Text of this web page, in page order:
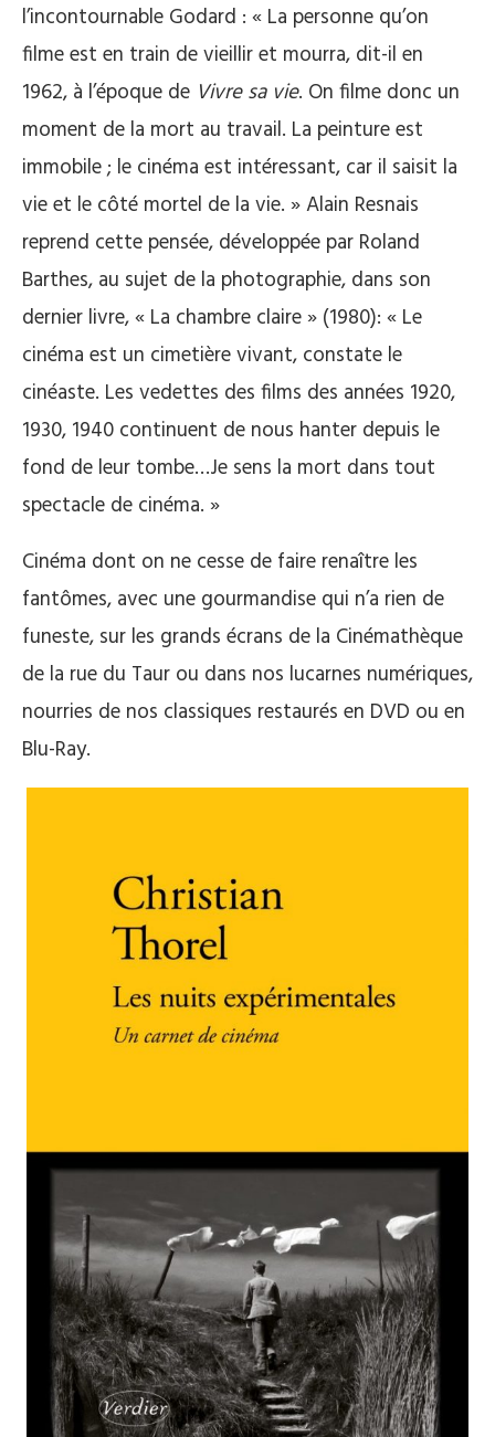
l’incontournable Godard : « La personne qu’on
filme est en train de vieillir et mourra, dit-il en
1962, à l’époque de Vivre sa vie. On filme donc un
moment de la mort au travail. La peinture est
immobile ; le cinéma est intéressant, car il saisit la
vie et le côté mortel de la vie. » Alain Resnais
reprend cette pensée, développée par Roland
Barthes, au sujet de la photographie, dans son
dernier livre, « La chambre claire » (1980): « Le
cinéma est un cimetière vivant, constate le
cinéaste. Les vedettes des films des années 1920,
1930, 1940 continuent de nous hanter depuis le
fond de leur tombe…Je sens la mort dans tout
spectacle de cinéma. »
Cinéma dont on ne cesse de faire renaître les
fantômes, avec une gourmandise qui n’a rien de
funeste, sur les grands écrans de la Cinémathèque
de la rue du Taur ou dans nos lucarnes numériques,
nourries de nos classiques restaurés en DVD ou en
Blu-Ray.